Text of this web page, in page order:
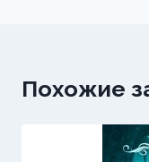
Похожие